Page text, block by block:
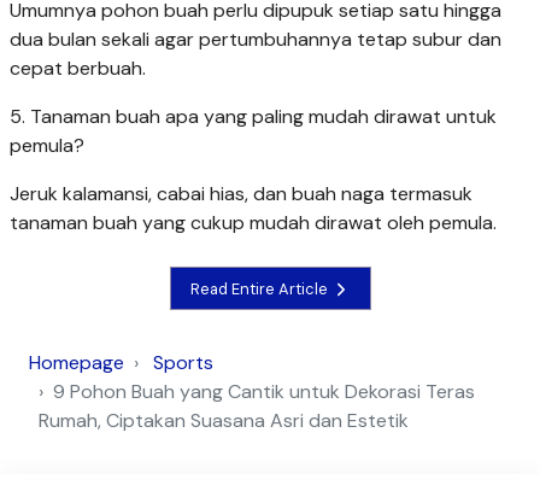
Umumnya pohon buah perlu dipupuk setiap satu hingga
dua bulan sekali agar pertumbuhannya tetap subur dan
cepat berbuah.
5. Tanaman buah apa yang paling mudah dirawat untuk
pemula?
Jeruk kalamansi, cabai hias, dan buah naga termasuk
tanaman buah yang cukup mudah dirawat oleh pemula.
Read Entire Article
Homepage
Sports
9 Pohon Buah yang Cantik untuk Dekorasi Teras
Rumah, Ciptakan Suasana Asri dan Estetik